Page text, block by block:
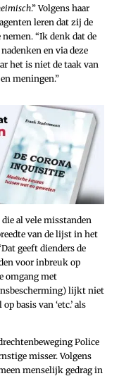
.” Volgens haar
leren dat zij de
“Ik denk dat de
en via deze
het is niet de taak van
meningen.”
al vele misstanden
van de lijst in het
geeft dienders de
voor inbreuk op
omgang met
lijkt niet
basis van ‘etc.’ als
­Police
misser. Volgens
menselijk gedrag in